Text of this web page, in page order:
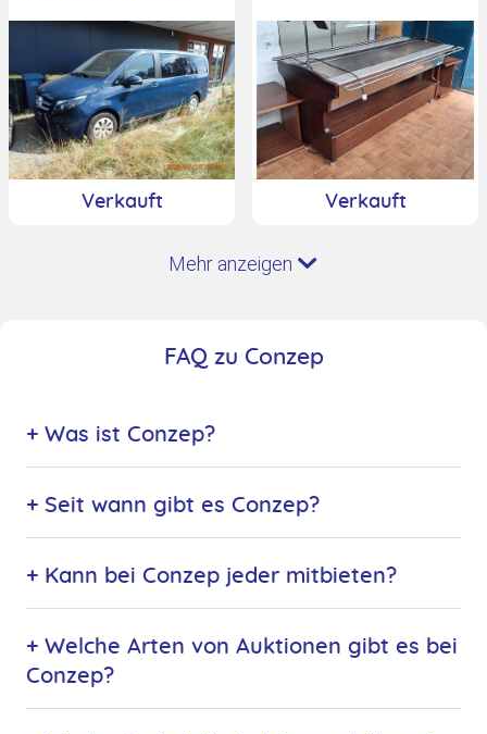
Verkauft Verkauft
Mehr anzeigen
FAQ zu Conzep
+ Was ist Conzep?
+ Seit wann gibt es Conzep?
+ Kann bei Conzep jeder mitbieten?
+ Welche Arten von Auktionen gibt es bei
Conzep?